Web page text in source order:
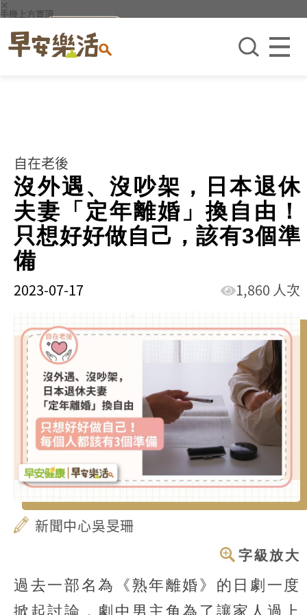
×
手機上方置頂
自在老後
沒外遇、沒吵架，日本退休
夫妻「定年離婚」換自由！
只想好好做自己，該有3個準
備
2023-07-17 1,860 人次
新聞中心吳旻珊
字級放大
過去一部名為《熟年離婚》的日劇一度
掀起討論，劇中男主角為了讓家人過上